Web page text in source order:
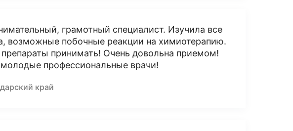
грамотный специалист. Изучила все
возможные побочные реакции на химиотерапию.
принимать! Очень довольна приемом!
молодые профессиональные врачи!
край